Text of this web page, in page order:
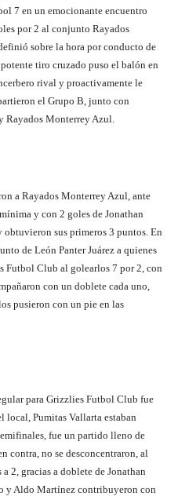
7 en un emocionante encuentro
por 2 al conjunto Rayados
sobre la hora por conducto de
tiro cruzado puso el balón en
rival y proactivamente le
el Grupo B, junto con
Rayados Monterrey Azul.
a Rayados Monterrey Azul, ante
y con 2 goles de Jonathan
sus primeros 3 puntos. En
de León Panter Juárez a quienes
Futbol Club al golearlos 7 por 2, con
con un doblete cada uno,
pusieron con un pie en las
para Grizzlies Futbol Club fue
local, Pumitas Vallarta estaban
fue un partido lleno de
contra, no se desconcentraron, al
2, gracias a doblete de Jonathan
y Aldo Martínez contribuyeron con